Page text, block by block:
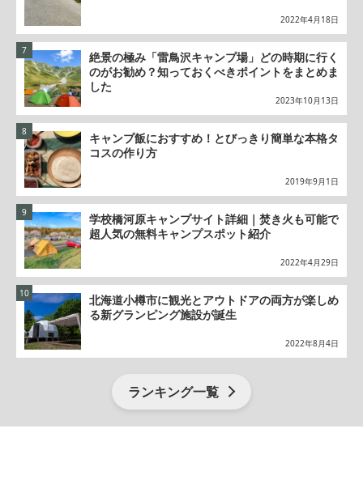
2022年4月18日
絶景の極み「雷鳥沢キャンプ場」どの時期に行く
のがお勧め？知っておくべきポイントをまとめま
した
2023年10月13日
キャンプ飯におすすめ！とびっきり簡単な本格タ
コスの作り方
2019年9月1日
学校橋河原キャンプサイト詳細｜焚き火も可能で
超人気の無料キャンプスポット紹介
2022年4月29日
北海道小樽市に観光とアウトドアの両方が楽しめ
る新グランピング施設が誕生
2022年8月4日
ランキング一覧